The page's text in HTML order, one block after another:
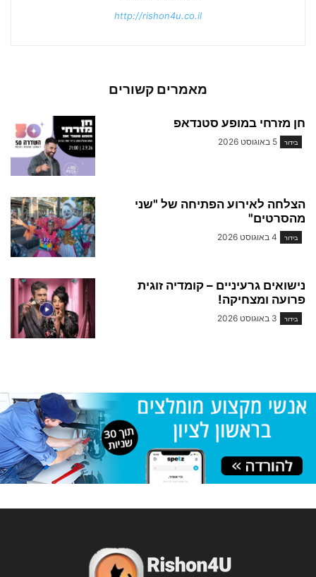
http://rishon4u.co.il
מאמרים קשורים
חן מזרחי במופע סטנדאפ
בידור 5 באוגוסט 2026
הצלחה לאירוע הפתיחה של "שני
מהסרטים"
בידור 4 באוגוסט 2026
נישואים גרעיניים – קומדיה זוגית
פרועה ומצחיקה!
בידור 3 באוגוסט 2026